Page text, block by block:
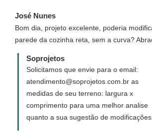
José Nunes
Bom dia, projeto excelente, poderia
parede da cozinha reta, sem a curva?
Soprojetos
Solicitamos que envie para o email:
atendimento@soprojetos.com.br as
medidas de seu terreno: largura x
comprimento para uma melhor analise
quanto a sua sugestão de